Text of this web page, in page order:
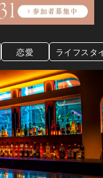
恋愛 ライフスタ